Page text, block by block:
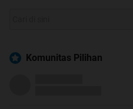
Komunitas Pilihan